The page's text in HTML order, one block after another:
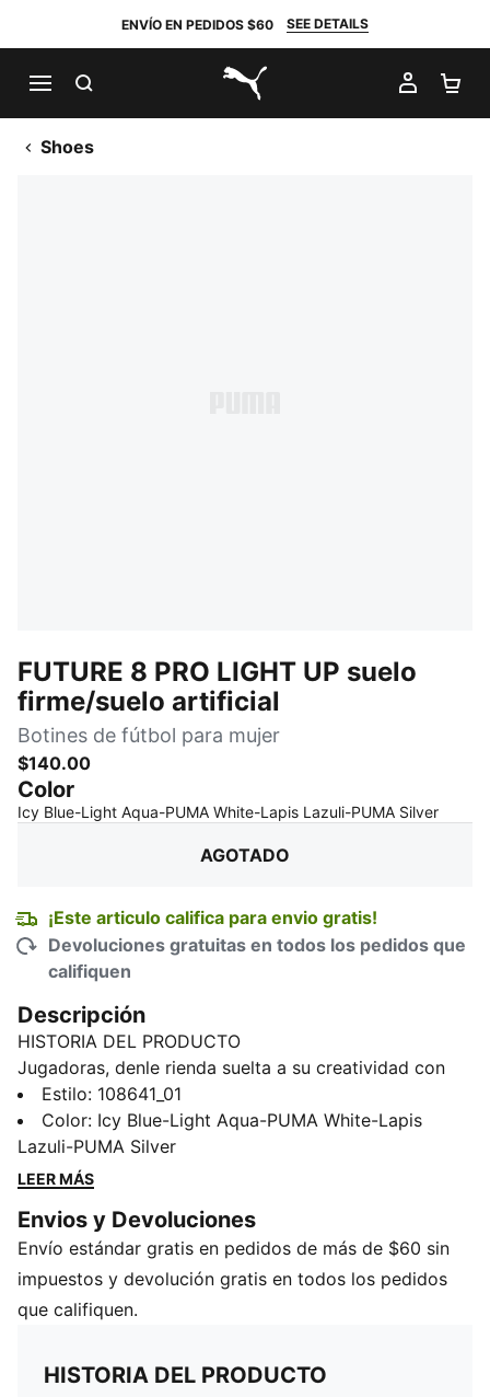
ENVÍO EN PEDIDOS $60 SEE DETAILS
PUMA.com
MI
Shoes
FUTURE 8 PRO LIGHT UP suelo
firme/suelo artificial
Botines de fútbol para mujer
$140.00
Color
Icy Blue-Light Aqua-PUMA White-Lapis Lazuli-PUMA Silver:
AGOTADO
¡Este articulo califica para envio gratis!
Devoluciones gratuitas en todos los pedidos que
califiquen
Descripción
HISTORIA DEL PRODUCTO
Jugadoras, denle rienda suelta a su creatividad con
PUMA. Diseñados especialmente para la mujer, estos
tacos presentan una cubierta flexible, refuerzo
PWRTAPE para estabilidad máxima y la tecnología
GripControl para un mejor manejo de el balón.
o sin cordones.
CARACTERÍSTICAS Y BENEFICIOS
Cubierta fabricada con al menos un 30% de
materiales reciclados
Producto diseñado específicamente para la mujer, con
Estilo: 108641_01
Color: Icy Blue-Light Aqua-PUMA White-Lapis
Lazuli-PUMA Silver
LEER MÁS
Envios y Devoluciones
Envío estándar gratis en pedidos de más de $60 sin
impuestos y devolución gratis en todos los pedidos
que califiquen.
HISTORIA DEL PRODUCTO